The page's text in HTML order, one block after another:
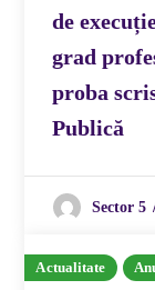
de
grad
proba
Publică
Sector 5
Actualitate